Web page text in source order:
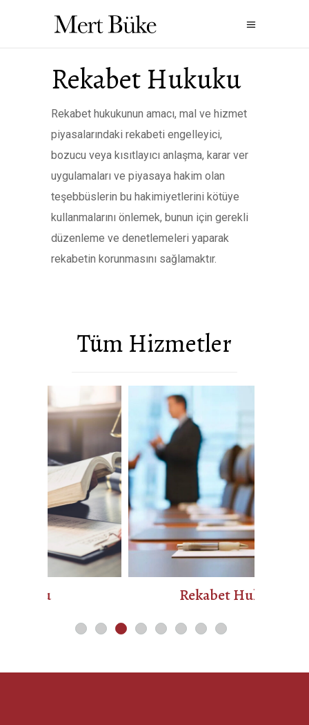
Rekabet Hukuku
Rekabet hukukunun amacı, mal ve hizmet
piyasalarındaki rekabeti engelleyici,
bozucu veya kısıtlayıcı anlaşma, karar ver
uygulamaları ve piyasaya hakim olan
teşebbüslerin bu hakimiyetlerini kötüye
kullanmalarını önlemek, bunun için gerekli
düzenleme ve denetlemeleri yaparak
rekabetin korunmasını sağlamaktır.
Tüm Hizmetler
Rekabet Hukuku